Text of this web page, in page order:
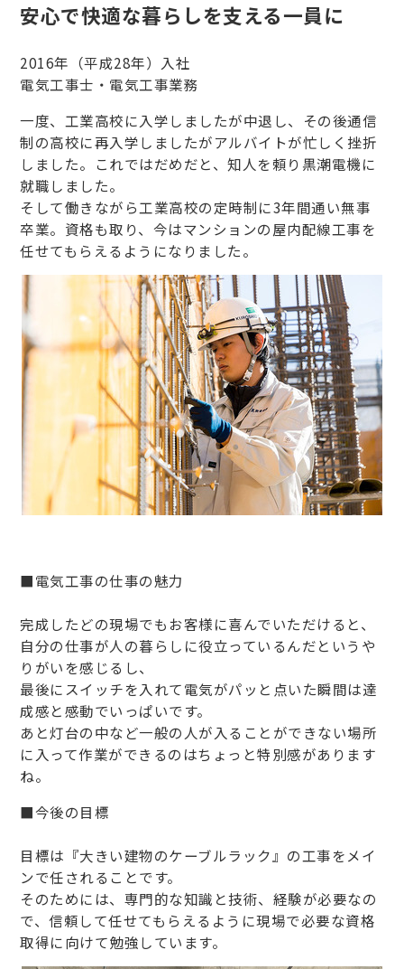
安心で快適な暮らしを支える一員に
2016年（平成28年）入社
電気工事士・電気工事業務
一度、工業高校に入学しましたが中退し、その後通信
制の高校に再入学しましたがアルバイトが忙しく挫折
しました。これではだめだと、知人を頼り黒潮電機に
就職しました。
そして働きながら工業高校の定時制に3年間通い無事
卒業。資格も取り、今はマンションの屋内配線工事を
任せてもらえるようになりました。
■電気工事の仕事の魅力
完成したどの現場でもお客様に喜んでいただけると、
自分の仕事が人の暮らしに役立っているんだというや
りがいを感じるし、
最後にスイッチを入れて電気がパッと点いた瞬間は達
成感と感動でいっぱいです。
あと灯台の中など一般の人が入ることができない場所
に入って作業ができるのはちょっと特別感があります
ね。
■今後の目標
目標は『大きい建物のケーブルラック』の工事をメイ
ンで任されることです。
そのためには、専門的な知識と技術、経験が必要なの
で、信頼して任せてもらえるように現場で必要な資格
取得に向けて勉強しています。